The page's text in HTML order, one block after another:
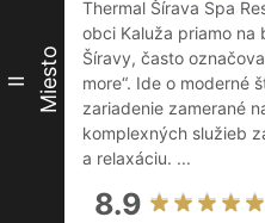
II Miesto
Thermal Šírava Spa
obci Kaluža priamo na
Šíravy, často
more“. Ide o moderné
zariadenie zamerané
komplexných služieb
a relaxáciu. ...
8.9